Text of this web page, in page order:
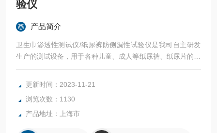
验仪
产品简介
卫生巾渗透性测试仪/纸尿裤防侧漏性试验仪是我司自主研发
生产的测试设备，用于各种儿童、成人等纸尿裤、纸尿片的吸
收速度、回渗量和渗漏量等渗透性能测试，应用于卫生制品
厂，国家质检中心，第三方检测机构等单位。
更新时间：2023-11-21
浏览次数：1130
产品地址：上海市